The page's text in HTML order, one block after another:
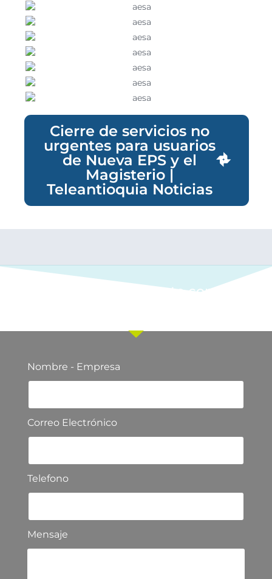
Cierre de servicios no
urgentes para usuarios
de Nueva EPS y el
Magisterio |
Teleantioquia Noticias
Ponte en contacto con
Nombre - Empresa
Correo Electrónico
Telefono
Mensaje